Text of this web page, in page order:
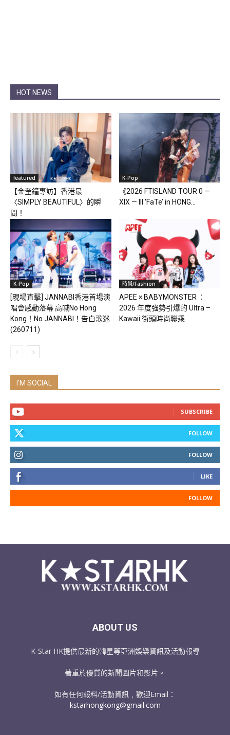
HOT NEWS
featured
【金奎鐘專訪】香港最
〈SIMPLY BEAUTIFUL〉的瞬
間！
K-Pop
《2026 FTISLAND TOUR 0 —
XIX — III ‘FaTe’ in HONG...
K-Pop
[現場直擊] JANNABI香港首場演
唱會感動落幕 高喊No Hong
Kong！No JANNABI！告白歌迷
(260711)
時尚/Fashion
APEE × BABYMONSTER ：
2026 年度強勢引爆的 Ultra –
Kawaii 街頭時尚聯乘
I'M SOCIAL
SUBSCRIBE
FOLLOW
FOLLOW
LIKE
FOLLOW
ABOUT US
K-Star HK提供最新的韓星等亞洲娛樂資訊及活動報導
著重於優質的新聞圖片和影片。
如有任何報料/活動資訊﹐歡迎Email：
kstarhongkong@gmail.com